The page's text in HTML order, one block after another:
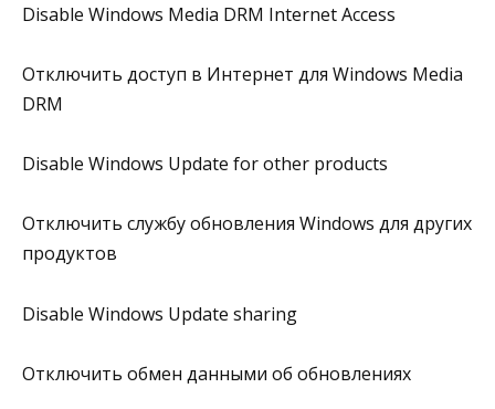
Disable Windows Media DRM Internet Access
Отключить доступ в Интернет для Windows Media
DRM
Disable Windows Update for other products
Отключить службу обновления Windows для других
продуктов
Disable Windows Update sharing
Отключить обмен данными об обновлениях